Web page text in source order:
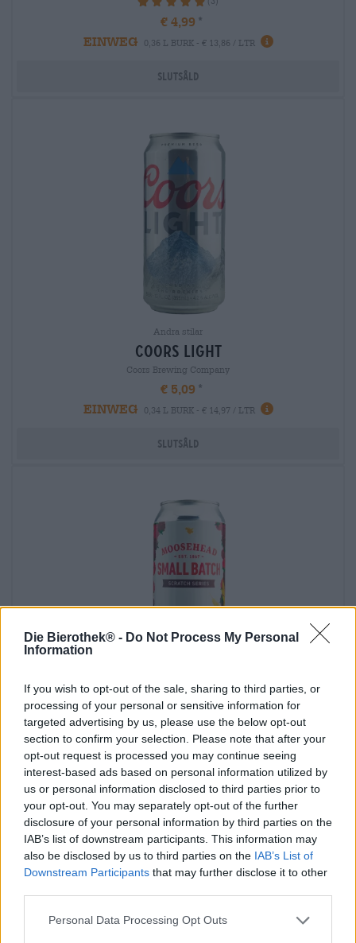
Die Bierothek® - Do Not Process My Personal
Information
If you wish to opt-out of the sale, sharing to third parties, or
processing of your personal or sensitive information for
targeted advertising by us, please use the below opt-out
section to confirm your selection. Please note that after your
opt-out request is processed you may continue seeing
interest-based ads based on personal information utilized by
us or personal information disclosed to third parties prior to
your opt-out. You may separately opt-out of the further
disclosure of your personal information by third parties on the
IAB’s list of downstream participants. This information may
also be disclosed by us to third parties on the IAB’s List of
Downstream Participants that may further disclose it to other
Personal Data Processing Opt Outs
€ 4,99
EINWEG
0,36 L BURK - € 13,86 / LTR
Slutsåld
Andra stilar
coors light
Coors Brewing Company
€ 5,09
EINWEG
0,34 L BURK - € 14,97 / LTR
Slutsåld
small batch raspberry wheat ale
Moosehead Breweries
€ 5,19
EINWEG
0,47 L BURK - € 11,04 / LTR
Slutsåld